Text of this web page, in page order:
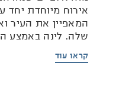
אירוח מיוחדת יחד
המאפיין את העיר
שלה. לינה באמצע
אירוח מודרני, אך
קראו עוד